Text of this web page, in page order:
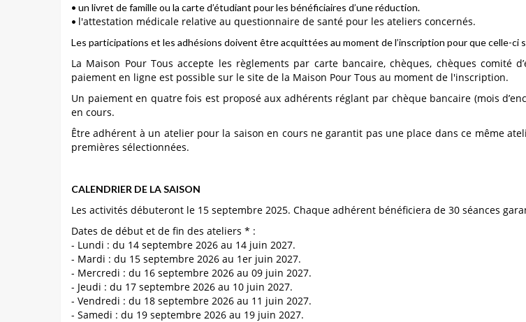
• un livret de famille ou la carte d’étudiant pour les bénéficiaires d’une réduction.
• l'attestation médicale relative au questionnaire de santé pour les ateliers concernés.
Les participations et les adhésions doivent être acquittées au moment de l’inscription pour que celle-ci
La Maison Pour Tous accepte les règlements par carte bancaire, chèques, chèques comité
paiement en ligne est possible sur le site de la Maison Pour Tous au moment de l'inscription.
Un paiement en quatre fois est proposé aux adhérents réglant par chèque bancaire (mois
en cours.
Être adhérent à un atelier pour la saison en cours ne garantit pas une place dans ce même
premières sélectionnées.
CALENDRIER DE LA SAISON
Les activités débuteront le 15 septembre 2025. Chaque adhérent bénéficiera de 30 séances
Dates de début et de fin des ateliers * :
- Lundi : du 14 septembre 2026 au 14 juin 2027.
- Mardi : du 15 septembre 2026 au 1er juin 2027.
- Mercredi : du 16 septembre 2026 au 09 juin 2027.
- Jeudi : du 17 septembre 2026 au 10 juin 2027.
- Vendredi : du 18 septembre 2026 au 11 juin 2027.
- Samedi : du 19 septembre 2026 au 19 juin 2027.